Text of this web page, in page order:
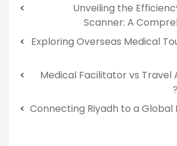
Unveiling the
Scanner: A
Exploring Overseas Medical
Medical Facilitator vs Travel
Connecting Riyadh to a Global